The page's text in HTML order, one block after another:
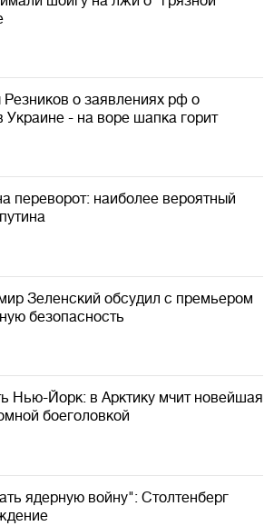
о заявлениях рф о
Украине - на воре шапка горит
переворот: наиболее вероятный
Зеленский обсудил с премьером
безопасность
Нью-Йорк: в Арктику мчит новейшая
боеголовкой
ядерную войну": Столтенберг